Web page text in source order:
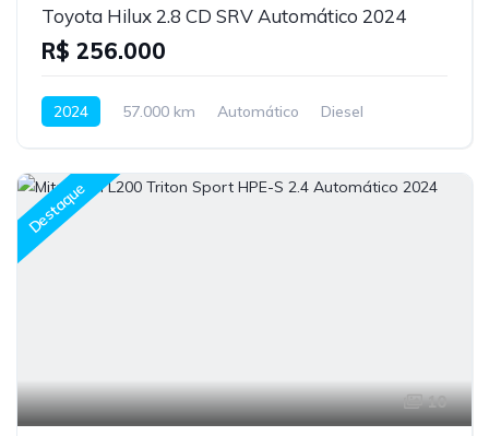
Toyota Hilux 2.8 CD SRV Automático 2024
R$ 256.000
2024 57.000 km Automático Diesel
Destaque
10